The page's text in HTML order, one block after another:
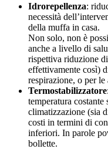
Idrorepellenza:
necessità
della muffa in casa.
Non solo, non è
anche a livello di
rispettiva riduzione
effettivamente così)
respirazione, o per
Termostabilizzatore
temperatura
climatizzazione (sia
costi in termini di
inferiori. In parole
bollette.